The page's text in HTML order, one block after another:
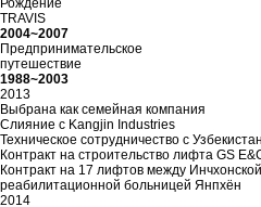
Рождение
TRAVIS
2004~2007
Предпринимательское
путешествие
1988~2003
2013
Выбрана как семейная компания
Слияние с Kangjin Industries
Техническое сотрудничество с
Контракт на строительство лифта GS
Контракт на 17 лифтов между
реабилитационной больницей Янпхён
2014